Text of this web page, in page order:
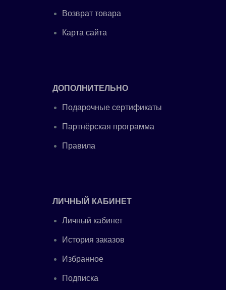
Возврат товара
Карта сайта
ДОПОЛНИТЕЛЬНО
Подарочные сертификаты
Партнёрская программа
Правила
ЛИЧНЫЙ КАБИНЕТ
Личный кабинет
История заказов
Избранное
Подписка